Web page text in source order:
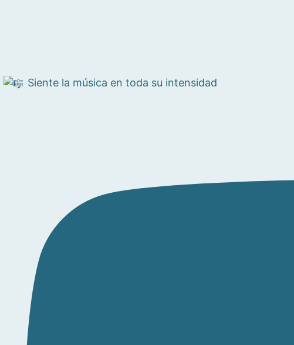
Siente la música en toda su intensidad